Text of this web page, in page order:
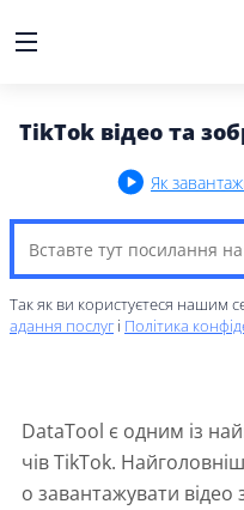
TikTok відео та
Як
Так як ви користуєтеся нашим
адання послугі Політика
DataTool є одним із
чів TikTok.
о завантажувати відео